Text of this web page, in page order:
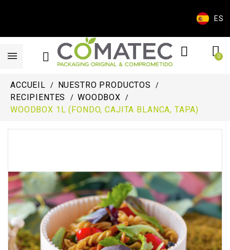
ES
ACCUEIL
NUESTRO PRODUCTOS
RECIPIENTES
WOODBOX
WOODBOX 1L (FONDO, CAJITA BLANCA, TAPA)